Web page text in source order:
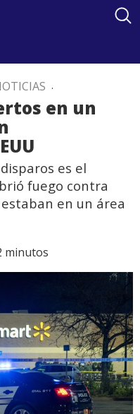
.
en un
es el
fuego contra
en un área
minutos